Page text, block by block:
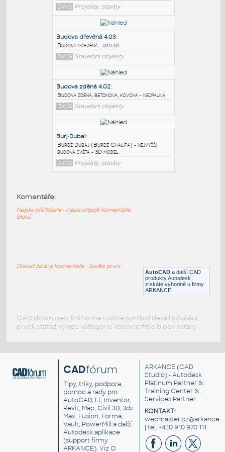
PODOBNÉ BLOKY:
Sample industry floor plan:
Příklad půdorysu průmyslové budovy
DWG Projekty, stavby
Budova dřevěná 4.03
Budova dřevěná - spalná
DWG Stavební objekty
DWG
Projekty, stavby AutoCAD a další CAD
produkty Autodesk
získáte výhodně u firmy
ARKANCE
Komentáře:
Nejste přihlášeni - nelze připojit komentáře
bloků
Dosud žádné komentáře - buďte první
CAD download: knihovna rodina symbol detail součást
prvek stafáž výkres kategorie kolekce free block library
CADfórum
Tipy, triky, podpora,
pomoc a rady pro
AutoCAD, LT, Inventor,
Revit, Map, Civil 3D, 3ds
Max, Fusion, Forma,
Vault, PowerMill a další
Autodesk aplikace
(support firmy
ARKANCE). VizO
ARKANCE (CAD
Studio) - Autodesk
Platinum Partner &
Training Center &
Services Partner
KONTAKT:
| tel. +420 910 970 111